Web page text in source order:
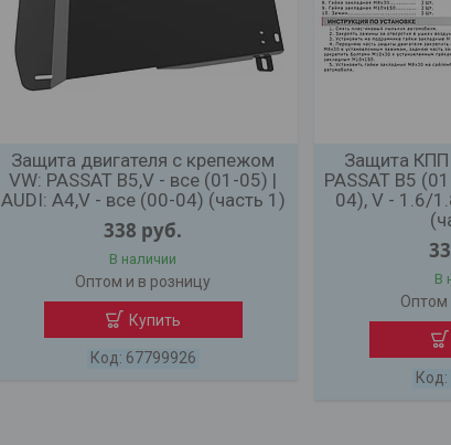
Защита двигателя с крепежом
VW: PASSAT B5,V - все (01-05) |
AUDI: A4,V - все (00-04) (часть 1)
338 руб.
В наличии
Оптом и в розницу
Купить
67799926
Защита
PASSAT B5
04), V - 1.6/
В
Оптом